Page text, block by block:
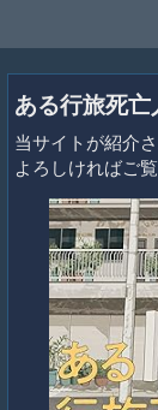
ある行旅死亡
当サイトが紹介
よろしければご覧